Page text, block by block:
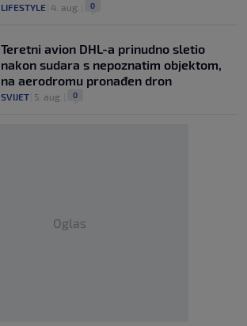
LIFESTYLE 4. aug. 0
Teretni avion DHL-a prinudno sletio
nakon sudara s nepoznatim objektom,
na aerodromu pronađen dron
SVIJET 5. aug. 0
Oglas